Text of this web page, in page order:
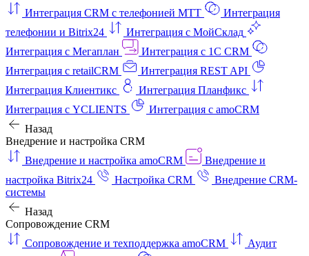
Интеграция CRM с телефонией МТТ
Интеграция
телефонии и Bitrix24
Интеграция с МойСклад
Интеграция с Мегаплан
Интеграция с 1C CRM
Интеграция с retailCRM
Интеграция REST API
Интеграция Клиентикс
Интеграция Планфикс
Интеграция с YCLIENTS
Интеграция с amoCRM
Назад
Внедрение и настройка CRM
Внедрение и настройка amoCRM
Внедрение и
настройка Bitrix24
Настройка CRM
Внедрение CRM-
системы
Назад
Сопровождение CRM
Сопровождение и техподдержка amoCRM
Аудит